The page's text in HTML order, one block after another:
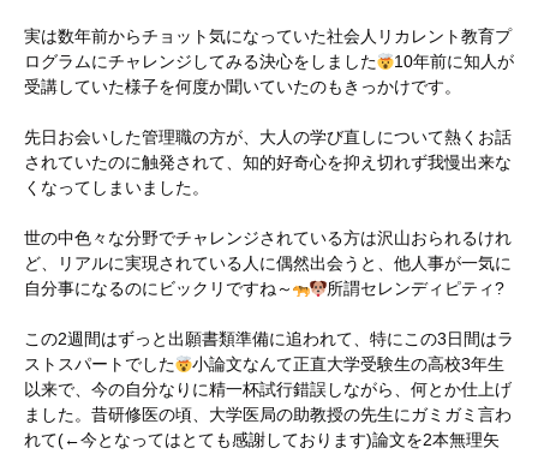
実は数年前からチョット気になっていた社会人リカレント教育プ
ログラムにチャレンジしてみる決心をしました
10年前に知人が
受講していた様子を何度か聞いていたのもきっかけです。
先日お会いした管理職の方が、大人の学び直しについて熱くお話
されていたのに触発されて、知的好奇心を抑え切れず我慢出来な
くなってしまいました。
世の中色々な分野でチャレンジされている方は沢山おられるけれ
ど、リアルに実現されている人に偶然出会うと、他人事が一気に
自分事になるのにビックリですね～
所謂セレンディピティ?
この2週間はずっと出願書類準備に追われて、特にこの3日間はラ
ストスパートでした
小論文なんて正直大学受験生の高校3年生
以来で、今の自分なりに精一杯試行錯誤しながら、何とか仕上げ
ました。昔研修医の頃、大学医局の助教授の先生にガミガミ言わ
れて(←今となってはとても感謝しております)論文を2本無理矢